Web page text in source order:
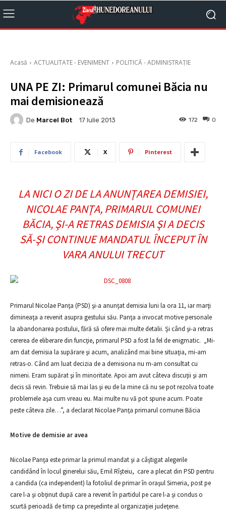
Acasă ACTUALITATE - EVENIMENT POLITICĂ - ADMINISTRAȚIE
UNA PE ZI: Primarul comunei Băcia nu
mai demisionează
De Marcel Bot 17 Iulie 2013 0
172
Facebook X Pinterest
LA NICI O ZI DE LA ANUNŢAREA DEMISIEI,
NICOLAE PANŢA, PRIMARUL COMUNEI
BĂCIA, ŞI-A RETRAS DEMISIA ŞI A DECIS
SĂ-ŞI CONTINUE MANDATUL ÎNCEPUT ÎN
VARA ANULUI TRECUT
Primarul Nicolae Panţa (PSD) şi-a anunţat demisia luni la ora 11, iar marţi
dimineaţa a revenit asupra gestului său. Panţa a invocat motive personale
la abandonarea postului, fără să ofere mai multe detalii. Şi când şi-a retras
cererea de eliberare din funcţie, primarul PSD a fost la fel de enigmatic. „Mi-
am dat demisia la supărare şi acum, analizând mai bine situaţia, mi-am
retras-o. Când am luat decizia de a demisiona nu m-am consultat cu
nimeni. Eram supărat şi în minoritate. Apoi am avut câteva discuţii şi am
decis să revin. Trebuie să mai las şi eu de la mine că nu se pot rezolva toate
problemele aşa cum vreau eu. Mai multe nu vă pot spune acum. Poate
peste câteva zile…”, a declarat Nicolae Panţa primarul comunei Băcia
Motive de demisie ar avea
Nicolae Panţa este primar la primul mandat şi a câştigat alegerile
candidând în locul ginerelui său, Emil Rîşteiu, care a plecat din PSD pentru
a candida (ca independent) la fotoliul de primar în oraşul Simeria, post pe
care l-a şi obţinut după care a revenit în partidul pe care l-a şi condus o
scurtă perioadă de timp ca preşedinte al organizaţiei judeţene.